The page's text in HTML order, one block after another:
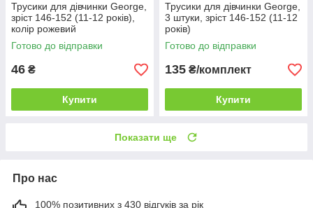
Трусики для дівчинки George,
зріст 146-152 (11-12 років),
колір рожевий
Готово до відправки
46 ₴
Купити
Трусики для дівчинки George,
3 штуки, зріст 146-152 (11-12
років)
Готово до відправки
135 ₴/комплект
Купити
Показати ще
Про нас
100% позитивних з 430 відгуків за рік